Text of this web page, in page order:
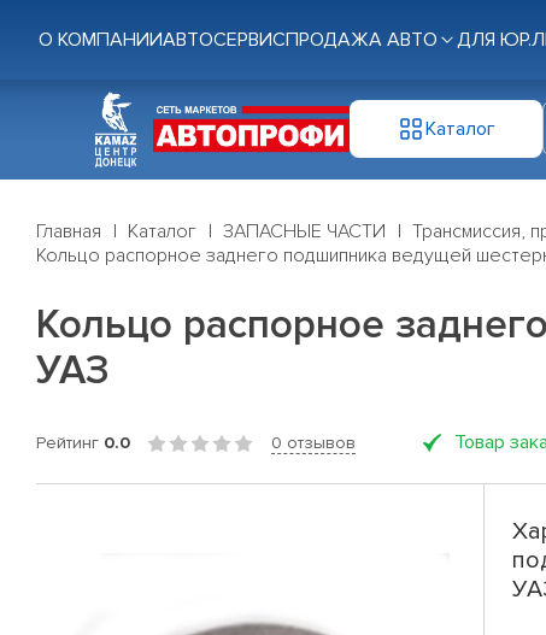
О КОМПАНИИАВТОСЕРВИСПРОДАЖА АВТО ДЛЯ
Каталог
Главная Каталог ЗАПАСНЫЕ ЧАСТИ Трансмиссия,
Кольцо распорное заднего подшипника ведущей
Кольцо распорное
УАЗ
Рейтинг 0.0 0 отзывов Товар